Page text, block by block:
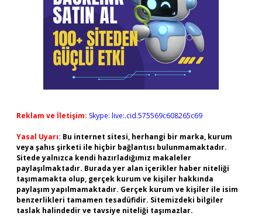
Reklam ve İletişim: Skype: live:.cid.575569c608265c69
Yasal Uyarı: Bu internet sitesi, herhangi bir marka, kurum
veya şahıs şirketi ile hiçbir bağlantısı bulunmamaktadır.
Sitede yalnızca kendi hazırladığımız makaleler
paylaşılmaktadır. Burada yer alan içerikler haber niteliği
taşımamakta olup, gerçek kurum ve kişiler hakkında
paylaşım yapılmamaktadır. Gerçek kurum ve kişiler ile isim
benzerlikleri tamamen tesadüfidir. Sitemizdeki bilgiler
taslak halindedir ve tavsiye niteliği taşımazlar.